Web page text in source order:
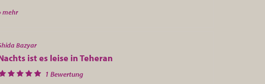
mehr
Bazyar
ist es leise in Teheran
1 Bewertung